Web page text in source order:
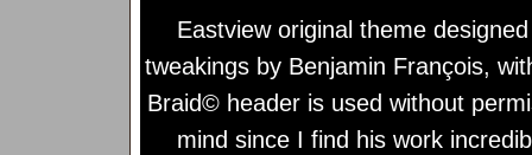
Eastview original theme
tweakings by Benjamin François,
Braid© header is used without
mind since I find his work